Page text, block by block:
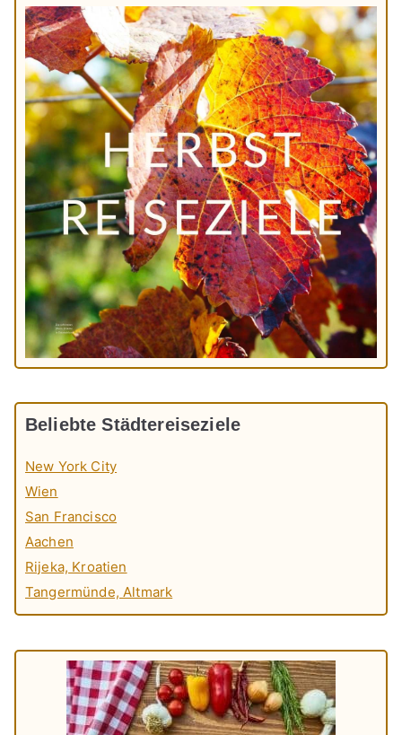
Beliebte Städtereiseziele
New York City
Wien
San Francisco
Aachen
Rijeka, Kroatien
Tangermünde, Altmark